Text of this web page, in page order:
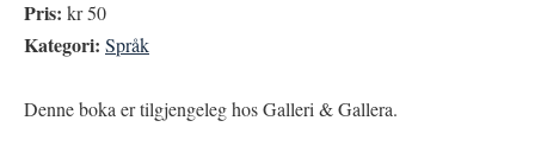
Pris: kr 50
Kategori: Språk
Denne boka er tilgjengeleg hos Galleri & Gallera.